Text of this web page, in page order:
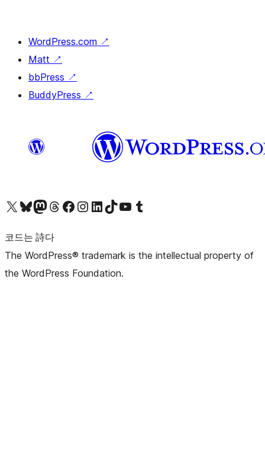
WordPress.com ↗
Matt ↗
bbPress ↗
BuddyPress ↗
X(이전 트위터) 계정 방문하기블루스카이 계정 방문하기마스토돈 계정 방문하기스레드 계정 방문하기 페이스북 페이지 방문하기인스타그램 계정 방문하기 LinkedIn 계정 방문하기틱톡 계정 방문하기유튜브 채널 방문하기 텀블러 계정 방문하기
코드는 詩다
The WordPress® trademark is the intellectual property of
the WordPress Foundation.